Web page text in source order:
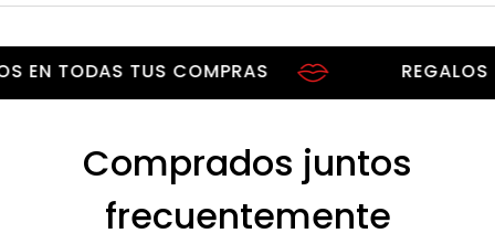
TODAS TUS COMPRAS REGALOS
Comprados juntos
frecuentemente